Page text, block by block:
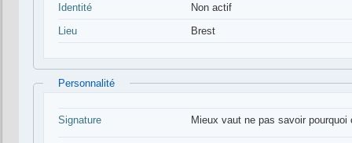
Identité
Non actif
Lieu
Brest
Personnalité
Signature Mieux vaut ne pas savoir